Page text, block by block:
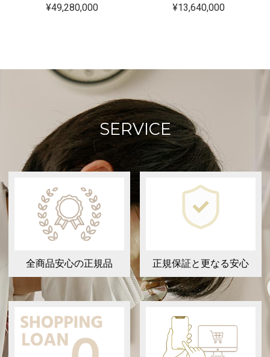
¥49,280,000
¥13,640,000
SERVICE
全商品安心の正規品 正規保証と更なる安心